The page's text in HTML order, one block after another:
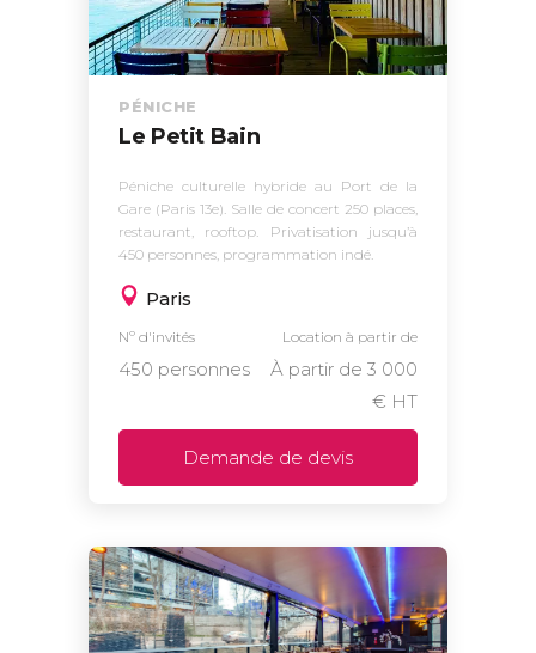
PÉNICHE
Le Petit Bain
Péniche culturelle hybride au Port de la
Gare (Paris 13e). Salle de concert 250 places,
restaurant, rooftop. Privatisation jusqu’à
450 personnes, programmation indé.
Paris
Nº d'invités
450 personnes
Location à partir de
À partir de 3 000
€ HT
Demande de devis